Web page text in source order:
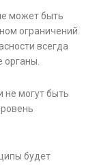
может быть
ограничений.
всегда
не могут быть
будет